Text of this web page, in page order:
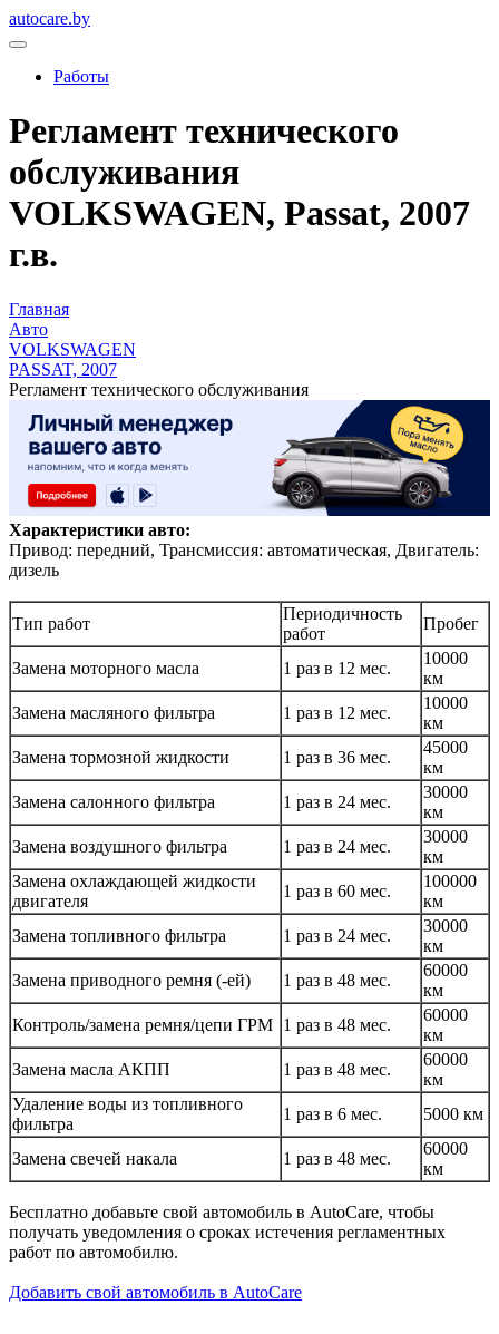
autocare.by
Работы
Регламент технического
обслуживания
VOLKSWAGEN, Passat, 2007
г.в.
Главная
Авто
VOLKSWAGEN
PASSAT, 2007
Регламент технического обслуживания
Характеристики авто:
Привод: передний, Трансмиссия: автоматическая, Двигатель:
дизель
Тип работ
Периодичность
работ
Пробег
Замена моторного масла 1 раз в 12 мес.
10000
км
Замена масляного фильтра
1 раз в 12 мес.
10000
км
Замена тормозной жидкости
1 раз в 36 мес.
45000
км
Замена салонного фильтра
1 раз в 24 мес.
30000
км
Замена воздушного фильтра
1 раз в 24 мес.
30000
км
Замена охлаждающей жидкости
двигателя
1 раз в 60 мес.
100000
км
Замена топливного фильтра
1 раз в 24 мес.
30000
км
Замена приводного ремня (-ей)
1 раз в 48 мес.
60000
км
Контроль/замена ремня/цепи ГРМ 1 раз в 48 мес.
60000
км
Замена масла АКПП
1 раз в 48 мес.
60000
км
Удаление воды из топливного
фильтра
1 раз в 6 мес. 5000 км
Замена свечей накала 1 раз в 48 мес.
60000
км
Бесплатно добавьте свой автомобиль в AutoCare, чтобы
получать уведомления о сроках истечения регламентных
работ по автомобилю.
Добавить свой автомобиль в AutoCare